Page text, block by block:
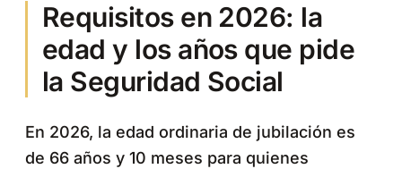
Requisitos en 2026: la
edad y los años que pide
la Seguridad Social
En 2026, la edad ordinaria de jubilación es
de 66 años y 10 meses para quienes